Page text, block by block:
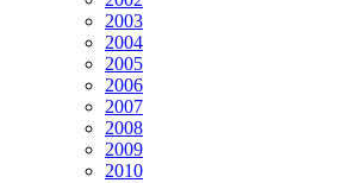
2003
2004
2005
2006
2007
2008
2009
2010